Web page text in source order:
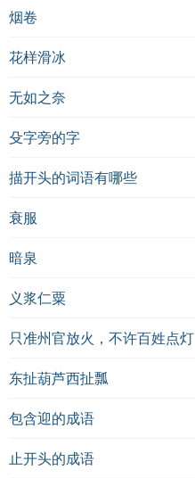
烟卷
花样滑冰
无如之奈
殳字旁的字
描开头的词语有哪些
衰服
暗泉
义浆仁粟
只准州官放火，不许百姓点灯
东扯葫芦西扯瓢
包含迎的成语
止开头的成语